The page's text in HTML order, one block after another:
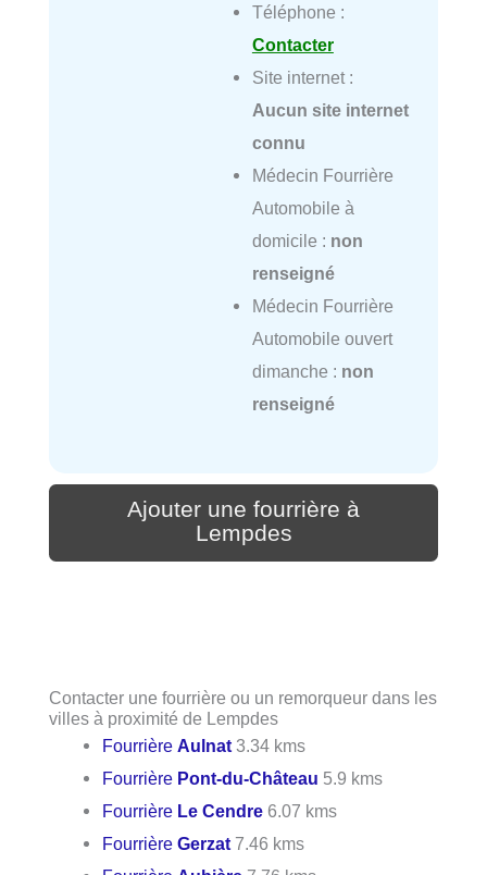
Téléphone :
Contacter
Site internet :
Aucun site internet
connu
Médecin Fourrière
Automobile à
domicile : non
renseigné
Médecin Fourrière
Automobile ouvert
dimanche : non
renseigné
Ajouter une fourrière à
Lempdes
Contacter une fourrière ou un remorqueur dans les
villes à proximité de Lempdes
FourrièreAulnat 3.34 kms
Fourrière Pont-du-Château 5.9 kms
Fourrière Le Cendre 6.07 kms
FourrièreGerzat 7.46 kms